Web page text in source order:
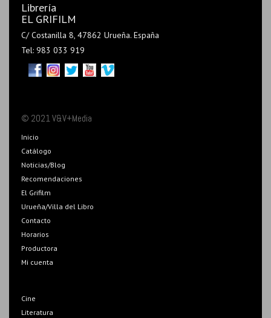
Librería
EL GRIFILM
C/ Costanilla 8, 47862 Urueña. España
Tel: 983 033 919
© 2021 V&V+Media
Inicio
Catálogo
Noticias/Blog
Recomendaciones
El Grifilm
Urueña/Villa del Libro
Contacto
Horarios
Productora
Mi cuenta
Cine
Literatura